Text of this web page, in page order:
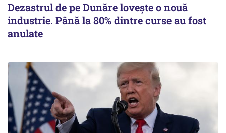
Dezastrul de pe Dunăre lovește o nouă
industrie. Până la 80% dintre curse au fost
anulate